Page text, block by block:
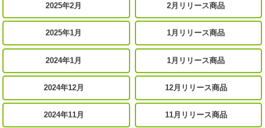
2025年2月 2月リリース商品
2025年1月 1月リリース商品
2024年1月 1月リリース商品
2024年12月 12月リリース商品
2024年11月 11月リリース商品